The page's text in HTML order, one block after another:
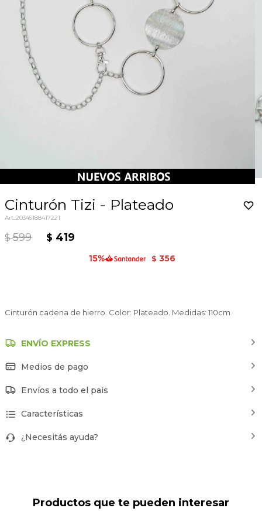
Cinturón Tizi - Plateado
20345188417221
$ 599 $ 419
$ 356
Cinturón cadena de hierro. Color: Plateado. Medidas: 110cm
ENVÍO EXPRESS
Medios de pago
Envíos a todo el país
Características
¿Necesitás ayuda?
Productos que te pueden interesar